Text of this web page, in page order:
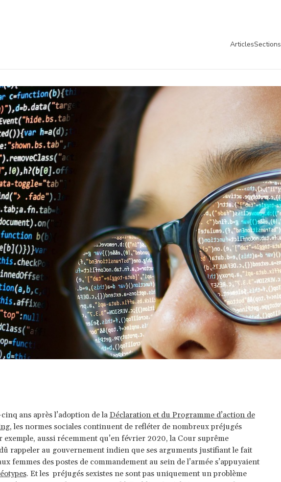
ArticlesSections
ans après l’adoption de la Déclaration et du Programme d’action de
, les normes sociales continuent de refléter de nombreux préjugés
exemple, aussi récemment qu’en février 2020, la Cour suprême
rappeler au gouvernement indien que ses arguments justifiant le fait
femmes des postes de commandement au sein de l’armée s’appuyaient
. Et les préjugés sexistes ne sont pas uniquement un problème